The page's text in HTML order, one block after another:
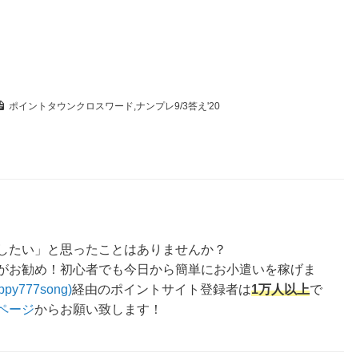
ポイントタウンクロスワード,ナンプレ9/3答え'20
たい」と思ったことはありませんか？
お勧め！初心者でも今日から簡単にお小遣いを稼げま
経由のポイントサイト登録者は1万人以上で
ージからお願い致します！